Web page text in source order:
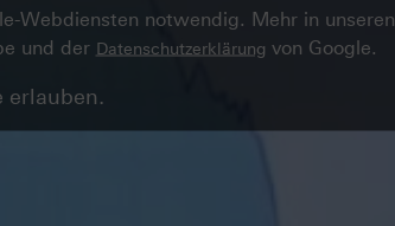
Webdiensten notwendig. Mehr in unseren
und der Datenschutzerklärung von Google.
erlauben.